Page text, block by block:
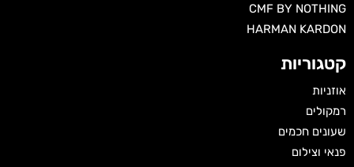
CMF BY NOTHING
HARMAN KARDON‏
קטגוריות
אוזניות
רמקולים
שעונים חכמים
פנאי וצילום